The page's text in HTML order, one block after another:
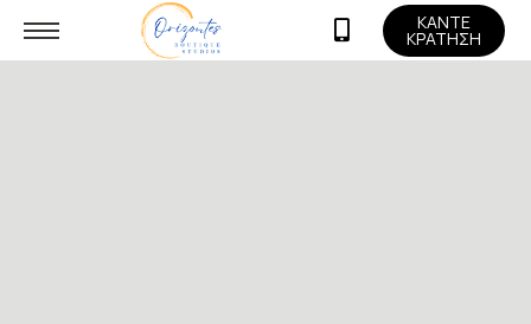
ΚΑΝΤΕ
ΚΡΑΤΗΣΗ